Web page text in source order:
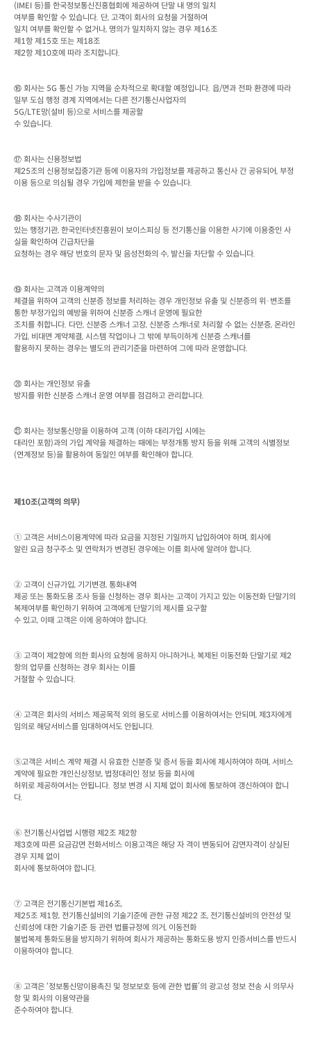
(IMEI 등)를 한국정보통신진흥협회에 제공하여 단말 내 명의 일치
여부를 확인할 수 있습니다. 단, 고객이 회사의 요청을 거절하여
일치 여부를 확인할 수 없거나, 명의가 일치하지 않는 경우 제 16조
제 1항 제 15호 또는 제 18조
제 2항 제 10호에 따라 조치합니다.
⑯ 회사는 5G 통신 가능 지역을 순차적으로 확대할 예정입니다. 읍/면과 전파 환경에 따라
일부 도심 행정 경계 지역에서는 다른 전기통신사업자의
5G/LTE망(설비 등)으로 서비스를 제공할
수 있습니다.
⑰ 회사는 신용정보법
제 25조의 신용정보집중기관 등에 이용자의 가입정보를 제공하고 통신사 간 공유되어, 부정
이용 등으로 의심될 경우 가입에 제한을 받을 수 있습니다.
⑱ 회사는 수사기관이
있는 행정기관, 한국인터넷진흥원이 보이스피싱 등 전기통신을 이용한 사기에 이용중인 사
실을 확인하여 긴급차단을
요청하는 경우 해당 번호의 문자 및 음성전화의 수, 발신을 차단할 수 있습니다.
⑲ 회사는 고객과 이용계약의
체결을 위하여 고객의 신분증 정보를 처리하는 경우 개인정보 유출 및 신분증의 위·변조를
통한 부정가입의 예방을 위하여 신분증 스캐너 운영에 필요한
조치를 취합니다. 다만, 신분증 스캐너 고장, 신분증 스캐너로 처리할 수 없는 신분증, 온라인
가입, 비대면 계약체결, 시스템 작업이나 그 밖에 부득이하게 신분증 스캐너를
활용하지 못하는 경우는 별도의 관리기준을 마련하여 그에 따라 운영합니다.
⑳ 회사는 개인정보 유출
방지를 위한 신분증 스캐너 운영 여부를 점검하고 관리합니다.
㉑ 회사는 정보통신망을 이용하여 고객 (이하 대리가입 시에는
대리인 포함)과의 가입 계약을 체결하는 때에는 부정개통 방지 등을 위해 고객의 식별정보
(연계정보 등)을 활용하여 동일인 여부를 확인해야 합니다.
제 10조(고객의 의무)
① 고객은 서비스이용계약에 따라 요금을 지정된 기일까지 납입하여야 하며, 회사에
알린 요금 청구주소 및 연락처가 변경된 경우에는 이를 회사에 알려야 합니다.
② 고객이 신규가입, 기기변경, 통화내역
제공 또는 통화도용 조사 등을 신청하는 경우 회사는 고객이 가지고 있는 이동전화 단말기의
복제여부를 확인하기 위하여 고객에게 단말기의 제시를 요구할
수 있고, 이때 고객은 이에 응하여야 합니다.
③ 고객이 제 2항에 의한 회사의 요청에 응하지 아니하거나, 복제된 이동전화 단말기로 제 2
항의 업무를 신청하는 경우 회사는 이를
거절할 수 있습니다.
④ 고객은 회사의 서비스 제공목적 외의 용도로 서비스를 이용하여서는 안되며, 제 3자에게
임의로 해당서비스를 임대하여서도 안됩니다.
⑤고객은 서비스 계약 체결 시 유효한 신분증 및 증서 등을 회사에 제시하여야 하며, 서비스
계약에 필요한 개인신상정보, 법정대리인 정보 등을 회사에
허위로 제공하여서는 안됩니다. 정보 변경 시 지체 없이 회사에 통보하여 갱신하여야 합니
다.
⑥ 전기통신사업법 시행령 제 2조 제 2항
제 3호에 따른 요금감면 전화서비스 이용고객은 해당 자 격이 변동되어 감면자격이 상실된
경우 지체 없이
회사에 통보하여야 합니다.
⑦ 고객은 전기통신기본법 제 16조
제 25조 제 1항, 전기통신설비의 기술기준에 관한 규정 제 22 조, 전기통신설비의 안전성 및
신뢰성에 대한 기술기준 등 관련 법률규정에 의거, 이동전화
불법복제 통화도용을 방지하기 위하여 회사가 제공하는 통화도용 방지 인증서비스를 반드시
이용하여야 합니다.
⑧ 고객은 ‘정보통신망이용촉진 및 정보보호 등에 관한 법률’의 광고성 정보 전송 시 의무사
항 및 회사의 이용약관을
준수하여야 합니다.